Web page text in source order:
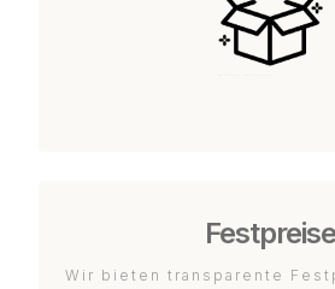
Festpreise
Wir bieten transparente